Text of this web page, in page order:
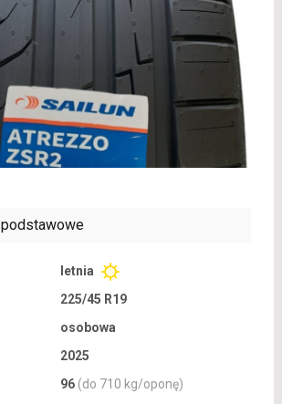
podstawowe
letnia
225/45 R19
osobowa
2025
96 (do 710 kg/oponę)